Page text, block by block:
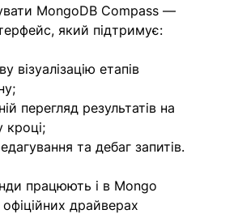
MongoDB Compass —
який підтримує:
візуалізацію етапів
перегляд результатів на
та дебаг запитів.
працюють і в Mongo
офіційних драйверах